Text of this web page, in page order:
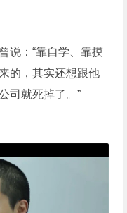
说：“靠自学、靠摸
的，其实还想跟他
司就死掉了。”